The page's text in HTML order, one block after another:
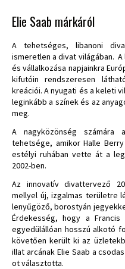
Elie Saab márkáról
A tehetséges, libanoni
ismeretlen a divat világában.
és vállalkozása napjainkra
kifutóin rendszeresen
kreációi. A nyugati és a keleti
leginkább a színek és az
meg.
A nagyközönség számára
tehetsége, amikor Halle
estélyi ruhában vette át a
2002-ben.
Az innovatív divattervező
mellyel új, izgalmas területre
lenyűgöző, borostyán
Érdekesség, hogy a
egyedülállóan hosszú alkotó
követően került ki az
illat arcának Elie Saab a
ot választotta.